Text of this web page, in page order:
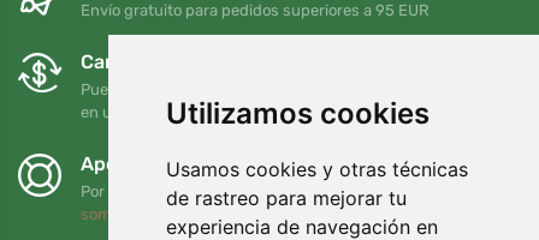
Utilizamos cookies
Usamos cookies y otras técnicas
de rastreo para mejorar tu
experiencia de navegación en
Envío gratuito para pedidos superiores a 95 EUR
Cambios y devoluciones gratuitos
Puede devolver o cambiar su pedido en cualquier momento
en un plazo de 90 días
Apoyamos a Trees.org
Por cada pedido plantamos un árbol. Leer más
somos